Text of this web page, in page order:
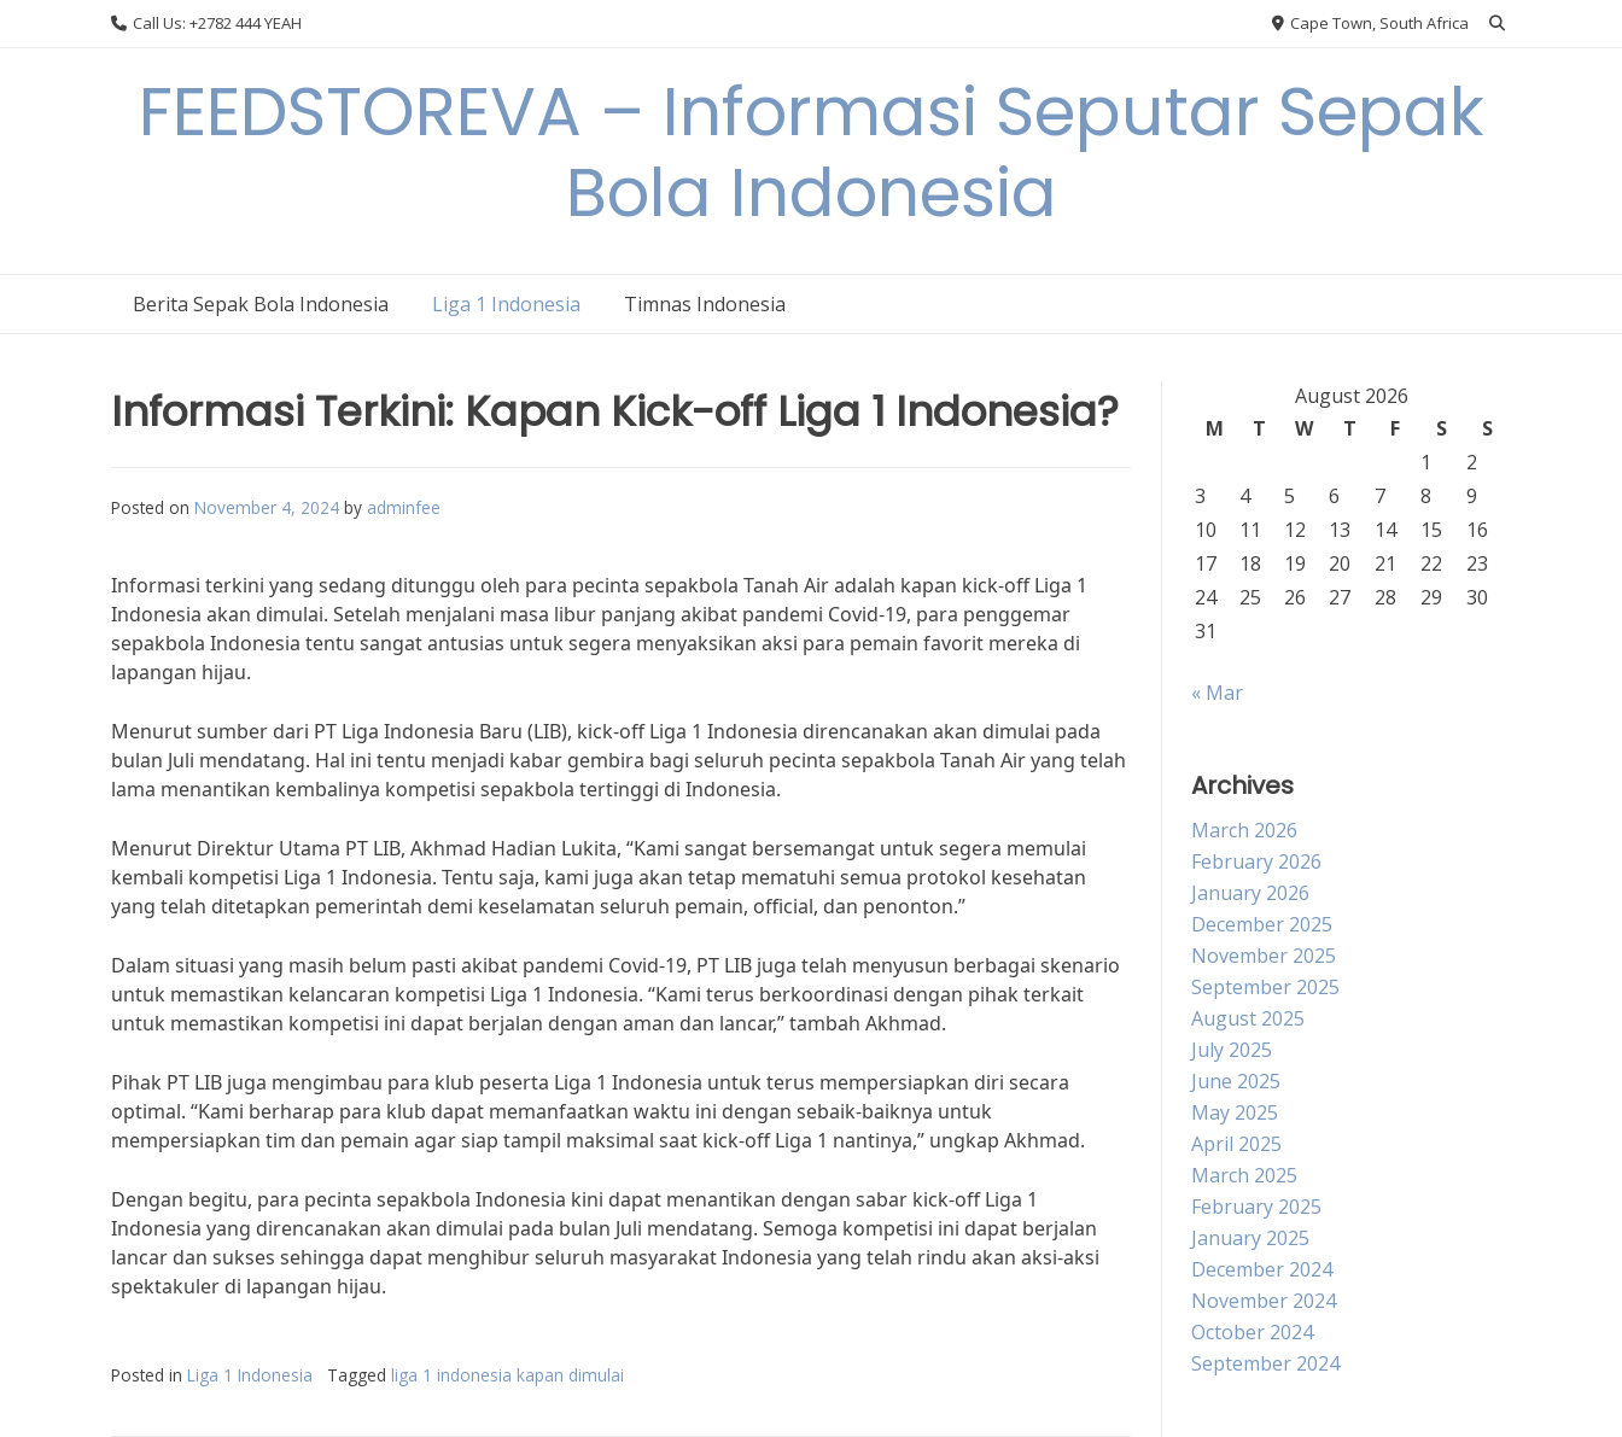
Call Us: +2782 444 YEAH Cape Town, South Africa
FEEDSTOREVA – Informasi Seputar Sepak
Bola Indonesia
Berita Sepak Bola Indonesia Liga 1 Indonesia Timnas Indonesia
Informasi Terkini: Kapan Kick-off Liga 1 Indonesia?
Posted on November 4, 2024 by adminfee
Informasi terkini yang sedang ditunggu oleh para pecinta sepakbola Tanah Air adalah kapan kick-off Liga 1
Indonesia akan dimulai. Setelah menjalani masa libur panjang akibat pandemi Covid-19, para penggemar
sepakbola Indonesia tentu sangat antusias untuk segera menyaksikan aksi para pemain favorit mereka di
lapangan hijau.
Menurut sumber dari PT Liga Indonesia Baru (LIB), kick-off Liga 1 Indonesia direncanakan akan dimulai pada
bulan Juli mendatang. Hal ini tentu menjadi kabar gembira bagi seluruh pecinta sepakbola Tanah Air yang telah
lama menantikan kembalinya kompetisi sepakbola tertinggi di Indonesia.
Menurut Direktur Utama PT LIB, Akhmad Hadian Lukita, “Kami sangat bersemangat untuk segera memulai
kembali kompetisi Liga 1 Indonesia. Tentu saja, kami juga akan tetap mematuhi semua protokol kesehatan
yang telah ditetapkan pemerintah demi keselamatan seluruh pemain, official, dan penonton.”
Dalam situasi yang masih belum pasti akibat pandemi Covid-19, PT LIB juga telah menyusun berbagai skenario
untuk memastikan kelancaran kompetisi Liga 1 Indonesia. “Kami terus berkoordinasi dengan pihak terkait
untuk memastikan kompetisi ini dapat berjalan dengan aman dan lancar,” tambah Akhmad.
Pihak PT LIB juga mengimbau para klub peserta Liga 1 Indonesia untuk terus mempersiapkan diri secara
optimal. “Kami berharap para klub dapat memanfaatkan waktu ini dengan sebaik-baiknya untuk
mempersiapkan tim dan pemain agar siap tampil maksimal saat kick-off Liga 1 nantinya,” ungkap Akhmad.
Dengan begitu, para pecinta sepakbola Indonesia kini dapat menantikan dengan sabar kick-off Liga 1
Indonesia yang direncanakan akan dimulai pada bulan Juli mendatang. Semoga kompetisi ini dapat berjalan
lancar dan sukses sehingga dapat menghibur seluruh masyarakat Indonesia yang telah rindu akan aksi-aksi
spektakuler di lapangan hijau.
Posted in Liga 1 Indonesia Tagged liga 1 indonesia kapan dimulai
August 2026
M
T W T F S
S
1
2
3
4 5 6 7 8
9
10
11 12 13 14 15
16
17
18 19 20 21 22
23
24
25 26 27 28 29
30
31
« Mar
Archives
March 2026
February 2026
January 2026
December 2025
November 2025
September 2025
August 2025
July 2025
June 2025
May 2025
April 2025
March 2025
February 2025
January 2025
December 2024
November 2024
October 2024
September 2024